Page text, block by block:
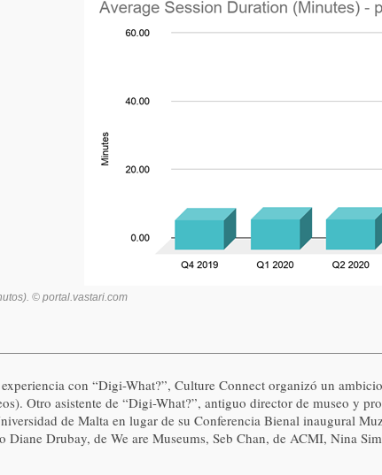
© portal.vastari.com
experiencia con “Digi-What?”, Culture Connect organizó un
Otro asistente de “Digi-What?”, antiguo director de museo y
de Malta en lugar de su Conferencia Bienal inaugural
Diane Drubay, de We are Museums, Seb Chan, de ACMI, Nina